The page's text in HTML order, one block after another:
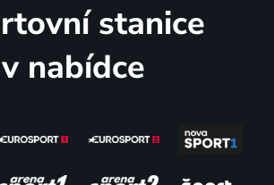
stanice
v nabídce